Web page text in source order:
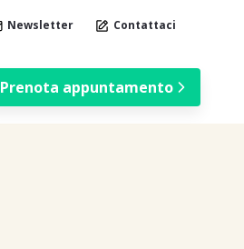
Newsletter Contattaci
Prenota appuntamento